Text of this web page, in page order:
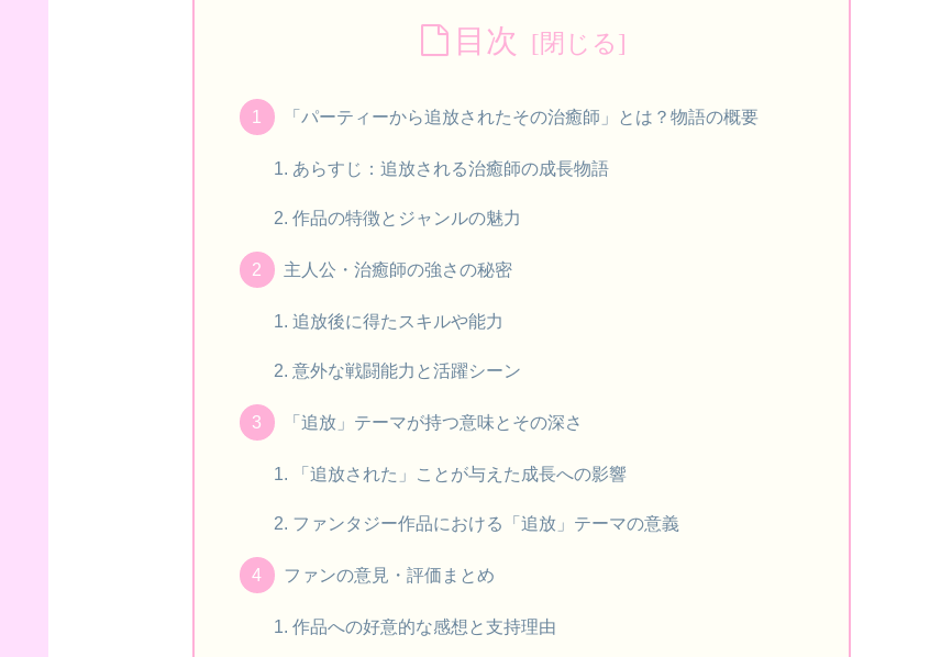
目次
「パーティーから追放されたその治癒師」とは？物語の概要
あらすじ：追放される治癒師の成長物語
作品の特徴とジャンルの魅力
主人公・治癒師の強さの秘密
追放後に得たスキルや能力
意外な戦闘能力と活躍シーン
「追放」テーマが持つ意味とその深さ
「追放された」ことが与えた成長への影響
ファンタジー作品における「追放」テーマの意義
ファンの意見・評価まとめ
作品への好意的な感想と支持理由